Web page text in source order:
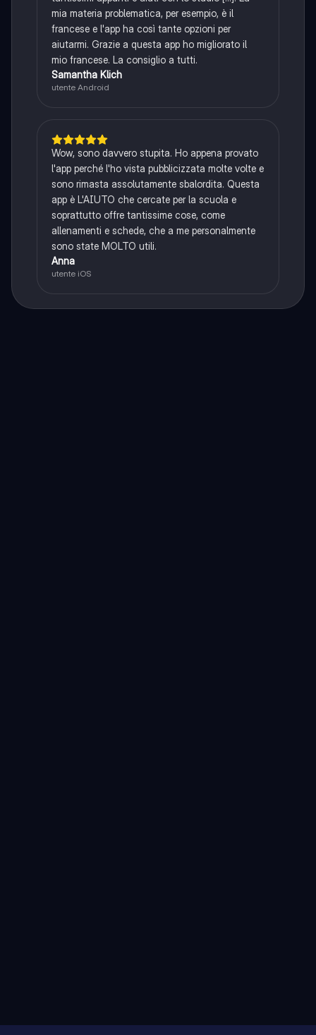
mia materia problematica, per esempio, è il
francese e l'app ha così tante opzioni per
aiutarmi. Grazie a questa app ho migliorato il
mio francese. La consiglio a tutti.
Samantha Klich
utente Android
Wow, sono davvero stupita. Ho appena provato
l'app perché l'ho vista pubblicizzata molte volte e
sono rimasta assolutamente sbalordita. Questa
app è L'AIUTO che cercate per la scuola e
soprattutto offre tantissime cose, come
allenamenti e schede, che a me personalmente
sono state MOLTO utili.
Anna
utente iOS